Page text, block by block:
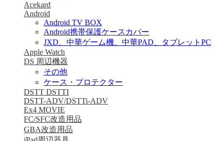
Acekard
Android
Android TV BOX
Android携帯保護ケースカバー
JXD、中華ゲーム機、中華PAD、タブレットPC
Apple Watch
DS 周辺機器
その他
ケース・プロテクター
DSTT DSTTI
DSTT-ADV/DSTTi-ADV
Ex4 MOVIE
FC/SFC改造用品
GBA改造用品